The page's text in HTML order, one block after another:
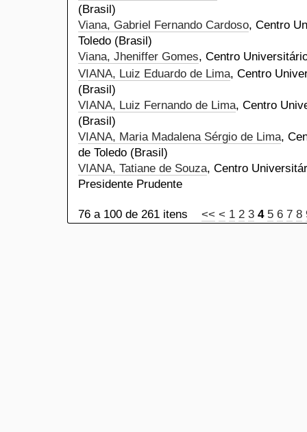
(Brasil)
Viana, Gabriel Fernando Cardoso, Centro
Toledo (Brasil)
Viana, Jheniffer Gomes, Centro
VIANA, Luiz Eduardo de Lima, Centro
(Brasil)
VIANA, Luiz Fernando de Lima, Centro
(Brasil)
VIANA, Maria Madalena Sérgio de Lima,
de Toledo (Brasil)
VIANA, Tatiane de Souza, Centro
Presidente Prudente
76 a 100 de 261 itens << < 1 2 3 4 5 6 7 8